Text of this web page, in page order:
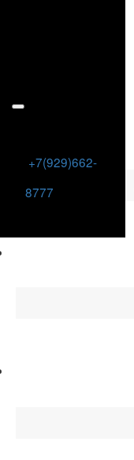
+7(929)662-
8777